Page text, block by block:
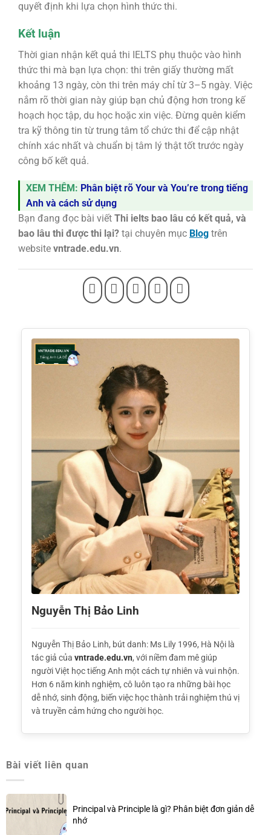
quyết định khi lựa chọn hình thức thi.
Kết luận
Thời gian nhận kết quả thi IELTS phụ thuộc vào hình
thức thi mà bạn lựa chọn: thi trên giấy thường mất
khoảng 13 ngày, còn thi trên máy chỉ từ 3–5 ngày. Việc
nắm rõ thời gian này giúp bạn chủ động hơn trong kế
hoạch học tập, du học hoặc xin việc. Đừng quên kiểm
tra kỹ thông tin từ trung tâm tổ chức thi để cập nhật
chính xác nhất và chuẩn bị tâm lý thật tốt trước ngày
công bố kết quả.
XEM THÊM: Phân biệt rõ Your và You’re trong tiếng
Anh và cách sử dụng
Bạn đang đọc bài viết Thi ielts bao lâu có kết quả, và
bao lâu thi được thi lại?tại chuyên mục Blogtrên
website vntrade.edu.vn.
Nguyễn Thị Bảo Linh
Nguyễn Thị Bảo Linh, bút danh: Ms Lily 1996, Hà Nội là
tác giả của vntrade.edu.vn, với niềm đam mê giúp
người Việt học tiếng Anh một cách tự nhiên và vui nhộn.
Hơn 6 năm kinh nghiệm, cô luôn tạo ra những bài học
dễ nhớ, sinh động, biến việc học thành trải nghiệm thú vị
và truyền cảm hứng cho người học.
Bài viết liên quan
Principal và Principle là gì? Phân biệt đơn giản dễ
nhớ